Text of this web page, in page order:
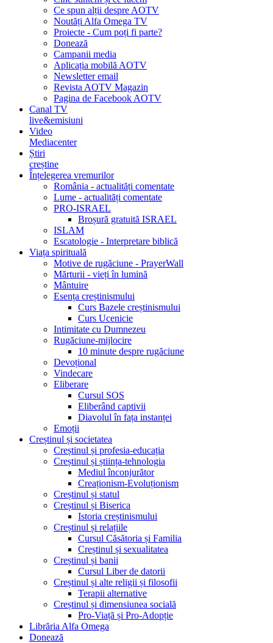
Ce spun alții despre AOTV
Noutăți Alfa Omega TV
Proiecte - Cum poți fi parte?
Donează
Campanii media
Aplicația mobilă AOTV
Newsletter email
Revista AOTV Magazin
Pagina de Facebook AOTV
Canal TV
live&emisiuni
Video
Mediacenter
Știri
creștine
Înțelegerea vremurilor
România - actualități comentate
Lume - actualități comentate
PRO-ISRAEL
Broșură gratuită ISRAEL
ISLAM
Escatologie - Interpretare biblică
Viața spirituală
Motive de rugăciune - PrayerWall
Mărturii - vieți în lumină
Mântuire
Esența creștinismului
Curs Bazele creștinismului
Curs Ucenicie
Intimitate cu Dumnezeu
Rugăciune-mijlocire
10 minute despre rugăciune
Devoțional
Vindecare
Eliberare
Cursul SOS
Eliberând captivii
Diavolul în fața instanței
Emoții
Creștinul și societatea
Creștinul și profesia-educația
Creștinul și știința-tehnologia
Mediul înconjurător
Creaționism-Evoluționism
Creștinul și statul
Creștinul și Biserica
Istoria creștinismului
Creștinul și relațiile
Cursul Căsătoria și Familia
Creștinul și sexualitatea
Creștinul și banii
Cursul Liber de datorii
Creștinul și alte religii și filosofii
Terapii alternative
Creștinul și dimensiunea socială
Pro-Viață și Pro-Adopție
Librăria Alfa Omega
Donează